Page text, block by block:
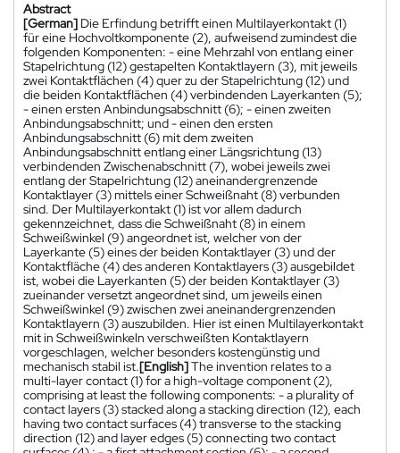
Abstract
[German] Die Erfindung betrifft einen Multilayerkontakt (1)
für eine Hochvoltkomponente (2), aufweisend zumindest die
folgenden Komponenten: - eine Mehrzahl von entlang einer
Stapelrichtung (12) gestapelten Kontaktlayern (3), mit jeweils
zwei Kontaktflächen (4) quer zu der Stapelrichtung (12) und
die beiden Kontaktflächen (4) verbindenden Layerkanten (5);
- einen ersten Anbindungsabschnitt (6); - einen zweiten
Anbindungsabschnitt; und - einen den ersten
Anbindungsabschnitt (6) mit dem zweiten
Anbindungsabschnitt entlang einer Längsrichtung (13)
verbindenden Zwischenabschnitt (7), wobei jeweils zwei
entlang der Stapelrichtung (12) aneinandergrenzende
Kontaktlayer (3) mittels einer Schweißnaht (8) verbunden
sind. Der Multilayerkontakt (1) ist vor allem dadurch
gekennzeichnet, dass die Schweißnaht (8) in einem
Schweißwinkel (9) angeordnet ist, welcher von der
Layerkante (5) eines der beiden Kontaktlayer (3) und der
Kontaktfläche (4) des anderen Kontaktlayers (3) ausgebildet
ist, wobei die Layerkanten (5) der beiden Kontaktlayer (3)
zueinander versetzt angeordnet sind, um jeweils einen
Schweißwinkel (9) zwischen zwei aneinandergrenzenden
Kontaktlayern (3) auszubilden. Hier ist einen Multilayerkontakt
mit in Schweißwinkeln verschweißten Kontaktlayern
vorgeschlagen, welcher besonders kostengünstig und
mechanisch stabil ist.[English]The invention relates to a
multi-layer contact (1) for a high-voltage component (2),
comprising at least the following components: - a plurality of
contact layers (3) stacked along a stacking direction (12), each
having two contact surfaces (4) transverse to the stacking
direction (12) and layer edges (5) connecting two contact